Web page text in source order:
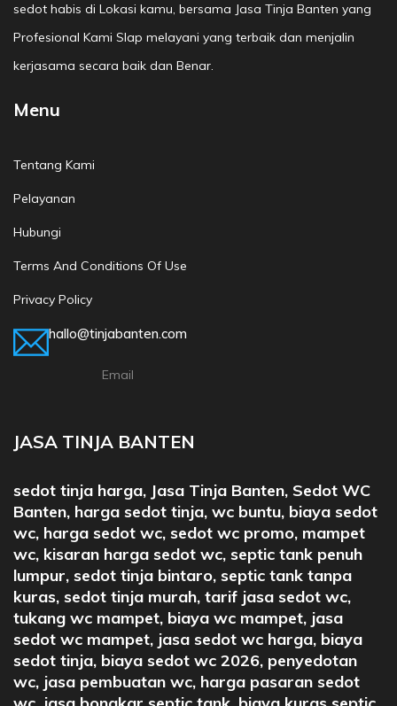
sedot habis di Lokasi kamu, bersama Jasa Tinja Banten yang
Profesional Kami SIap melayani yang terbaik dan menjalin
kerjasama secara baik dan Benar.
Menu
Tentang Kami
Pelayanan
Hubungi
Terms And Conditions Of Use
Privacy Policy
hallo@tinjabanten.com
Email
JASA TINJA BANTEN
sedot tinja harga, Jasa Tinja Banten, Sedot WC
Banten, harga sedot tinja, wc buntu, biaya sedot
wc, harga sedot wc, sedot wc promo, mampet
wc, kisaran harga sedot wc, septic tank penuh
lumpur, sedot tinja bintaro, septic tank tanpa
kuras, sedot tinja murah, tarif jasa sedot wc,
tukang wc mampet, biaya wc mampet, jasa
sedot wc mampet, jasa sedot wc harga, biaya
sedot tinja, biaya sedot wc 2026, penyedotan
wc, jasa pembuatan wc, harga pasaran sedot